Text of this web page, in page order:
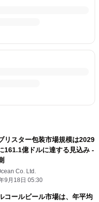
リスター包装市場規模は2029
161.1億ドルに達する見込み -
Co. Ltd.
9月18日 05:30
コールビール市場は、年平均